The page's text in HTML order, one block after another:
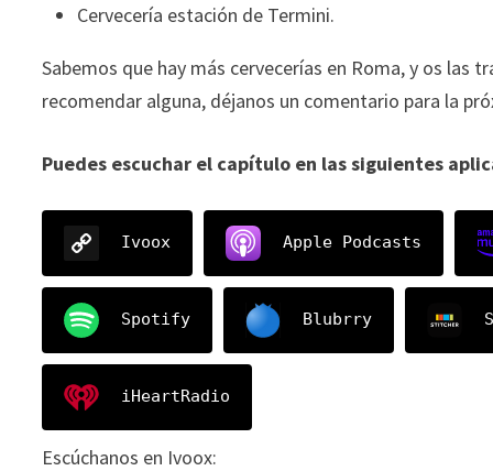
Cervecería estación de Termini.
Sabemos que hay más cervecerías en Roma, y os las
recomendar alguna, déjanos un comentario para la
Puedes escuchar el capítulo en las siguientes
Ivoox Apple Podcasts
Spotify Blubrry
iHeartRadio
Escúchanos en Ivoox: